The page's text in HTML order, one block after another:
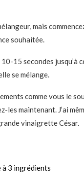
mais
souhaitée.
15 secondes jusqu’à
se mélange.
comme vous le
les maintenant. J’ai
vinaigrette César.
à 3 ingrédients